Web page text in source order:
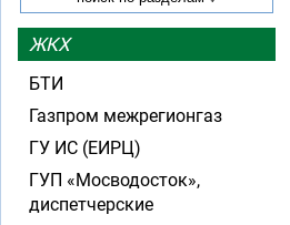
ЖКХ
БТИ
Газпром межрегионгаз
ГУ ИС (ЕИРЦ)
ГУП «Мосводосток»,
диспетчерские